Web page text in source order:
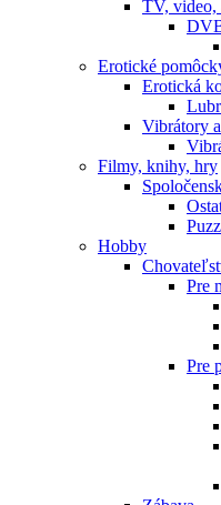
TV, video,
Erotické
Erotická
Vibrátory
Filmy, knihy, hry
Hobby
Pre
Pre